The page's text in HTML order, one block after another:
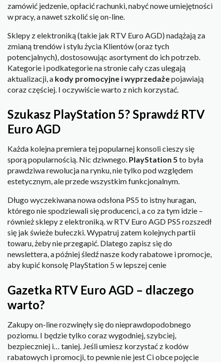
zamówić jedzenie, opłacić rachunki, nabyć nowe umiejętności
w pracy, a nawet szkolić się on-line.
Sklepy z elektroniką (takie jak RTV Euro AGD) nadążają za
zmianą trendów i stylu życia Klientów (oraz tych
potencjalnych), dostosowując asortyment do ich potrzeb.
Kategorie i podkategorie na stronie cały czas ulegają
aktualizacji, a kody promocyjne i wyprzedażepojawiają
coraz częściej. I oczywiście warto z nich korzystać.
Szukasz PlayStation 5? Sprawdź RTV
Euro AGD
Każda kolejna premiera tej popularnej konsoli cieszy się
sporą popularnością. Nic dziwnego. PlayStation 5 to była
prawdziwa rewolucja na rynku, nie tylko pod względem
estetycznym, ale przede wszystkim funkcjonalnym.
Długo wyczekiwana nowa odsłona PS5 to istny huragan,
którego nie spodziewali się producenci, a co za tym idzie –
również sklepy z elektroniką. w RTV Euro AGD PS5 rozszedł
się jak świeże bułeczki. Wypatruj zatem kolejnych partii
towaru, żeby nie przegapić. Dlatego zapisz się do
newslettera, a później śledź nasze kody rabatowe i promocje,
aby kupić konsolę PlayStation 5 w lepszej cenie
Gazetka RTV Euro AGD – dlaczego
warto?
Zakupy on-line rozwinęły się do nieprawdopodobnego
poziomu. I będzie tylko coraz wygodniej, szybciej,
bezpieczniej i… taniej. Jeśli umiesz korzystać z kodów
rabatowych i promocji, to pewnie nie jest Ci obce pojęcie